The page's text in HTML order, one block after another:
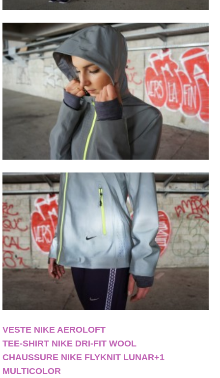
VESTE NIKE AEROLOFT
TEE-SHIRT NIKE DRI-FIT WOOL
CHAUSSURE NIKE FLYKNIT LUNAR+1
MULTICOLOR